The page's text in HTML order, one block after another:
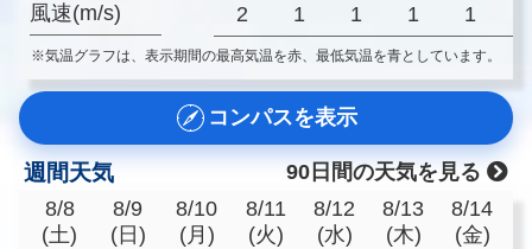
風速(m/s) 2 1 1 1 1
※気温グラフは、表示期間の最高気温を赤、最低気温を青としています。
コンパスを表示
週間天気
90日間の天気を見る
8/8
(土)
8/9
(日)
8/10
(月)
8/11
(火)
8/12
(水)
8/13
(木)
8/14
(金)